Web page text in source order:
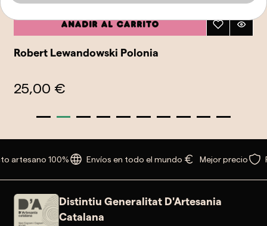
Añadir al carrito
Robert Lewandowski Polonia
25,00 €
artesano 100% Envíos en todo el mundo Mejor precio
Distintiu Generalitat D'Artesania
Catalana